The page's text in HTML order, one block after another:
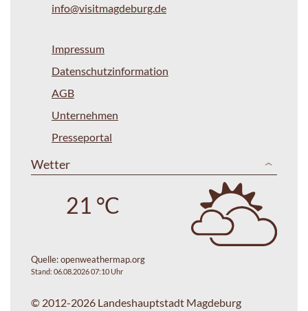
info@visitmagdeburg.de
Impressum
Datenschutzinformation
AGB
Unternehmen
Presseportal
Wetter
21 °C
Quelle:openweathermap.org
Stand: 06.08.2026 07:10 Uhr
© 2012-2026 Landeshauptstadt Magdeburg